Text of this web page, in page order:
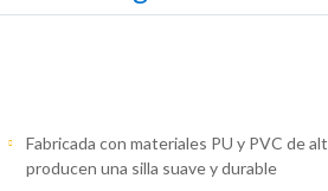
Fabricada con materiales PU y PVC de
producen una silla suave y durable